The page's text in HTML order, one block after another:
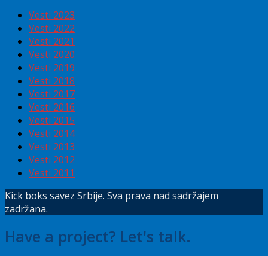
Vesti 2023
Vesti 2022
Vesti 2021
Vesti 2020
Vesti 2019
Vesti 2018
Vesti 2017
Vesti 2016
Vesti 2015
Vesti 2014
Vesti 2013
Vesti 2012
Vesti 2011
Kick boks savez Srbije. Sva prava nad sadržajem
zadržana.
Have a project? Let's talk.